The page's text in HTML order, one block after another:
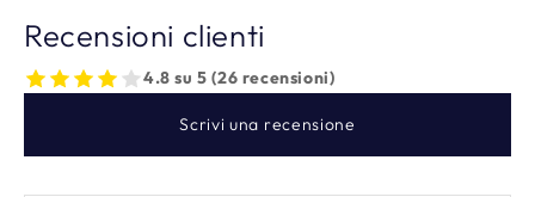
Recensioni clienti
4.8 su 5 (26 recensioni)
Scrivi una recensione